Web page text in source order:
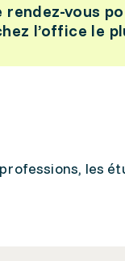
vous
l’office le
les